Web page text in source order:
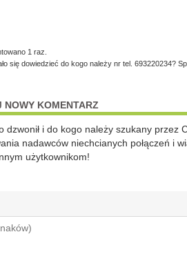
1 raz.
się dowiedzieć do kogo należy nr tel.
KOMENTARZ
dzwonił i do kogo należy szukany przez
nadawców niechcianych połączeń i
użytkownikom!